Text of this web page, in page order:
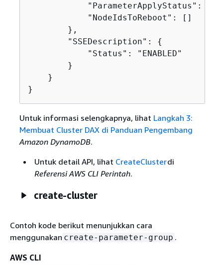
"ParameterApplyStatus":
            "NodeIdsToReboot": []
        },
        "SSEDescription":
{
            "Status": "ENABLED"
        }
    }
}
Untuk informasi selengkapnya, lihat Langkah 3:
Membuat Cluster DAX di Panduan Pengembang
Amazon DynamoDB.
Untuk detail API, lihat CreateClusterdi
Referensi AWS CLI Perintah.
create-cluster
Contoh kode berikut menunjukkan cara
menggunakan create-parameter-group .
AWS CLI